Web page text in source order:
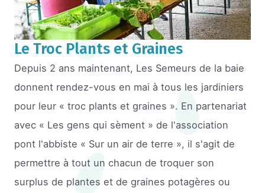
Le Troc Plants et Graines
Depuis 2 ans maintenant, Les Semeurs de la baie
donnent rendez-vous en mai à tous les jardiniers
pour leur « troc plants et graines ». En partenariat
avec « Les gens qui sèment » de l'association
pont l'abbiste « Sur un air de terre », il s'agit de
permettre à tout un chacun de troquer son
surplus de plantes et de graines potagères ou